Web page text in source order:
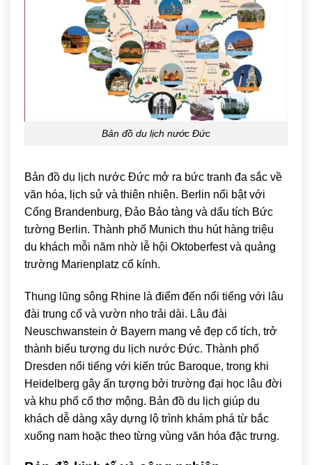
Bản đồ du lịch nước Đức
Bản đồ du lịch nước Đức mở ra bức tranh đa sắc về
văn hóa, lịch sử và thiên nhiên. Berlin nổi bật với
Cổng Brandenburg, Đảo Bảo tàng và dấu tích Bức
tường Berlin. Thành phố Munich thu hút hàng triệu
du khách mỗi năm nhờ lễ hội Oktoberfest và quảng
trường Marienplatz cổ kính.
Thung lũng sông Rhine là điểm đến nổi tiếng với lâu
đài trung cổ và vườn nho trải dài. Lâu đài
Neuschwanstein ở Bayern mang vẻ đẹp cổ tích, trở
thành biểu tượng du lịch nước Đức. Thành phố
Dresden nổi tiếng với kiến trúc Baroque, trong khi
Heidelberg gây ấn tượng bởi trường đại học lâu đời
và khu phố cổ thơ mộng. Bản đồ du lịch giúp du
khách dễ dàng xây dựng lộ trình khám phá từ bắc
xuống nam hoặc theo từng vùng văn hóa đặc trưng.